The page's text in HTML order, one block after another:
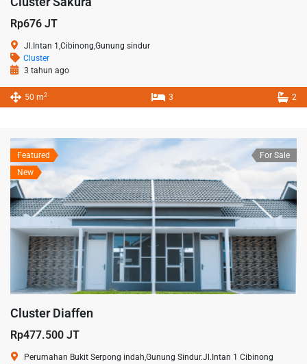
Rp676 JT
Jl.Intan 1,Cibinong,Gunung sindur
Cluster
3 tahun ago
50 m2 3 2
Featured
New
For Sale
Cluster Diaffen
Rp477.500 JT
Perumahan Bukit Serpong indah,Gunung Sindur.Jl.Intan 1 Cibinong